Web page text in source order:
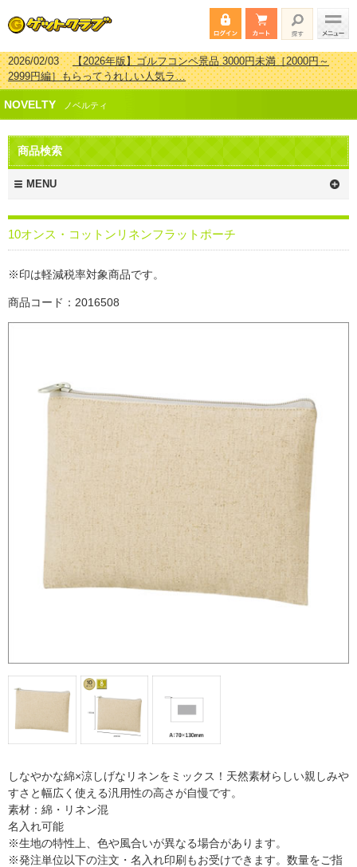
2026/02/03【2026年版】ゴルフコンペ景品 3000円未満［2000円～
2999円編］もらってうれしい人気ラ…
2026/07/15【2026年版】ビンゴゲーム景品おすすめ金額別人気ランキ
ング 更新しました！
2026/04/03【2026年版】ゴルフコンペ景品 3000円未満［2000円～
2999円編］もらってうれしい人気ラ…
2026/02/16
新しました！
NOVELTY ノベルティ
商品検索
MENU
10オンス・コットンリネンフラットポーチ
※印は軽減税率対象商品です。
商品コード：2016508
しなやかな綿×涼しげなリネンをミックス！天然素材らしい親しみや
すさと幅広く使える汎用性の高さが自慢です。
素材：綿・リネン混
名入れ可能
※生地の特性上、色や風合いが異なる場合があります。
※発注単位以下の注文・名入れ印刷もお受けできます。数量をご指